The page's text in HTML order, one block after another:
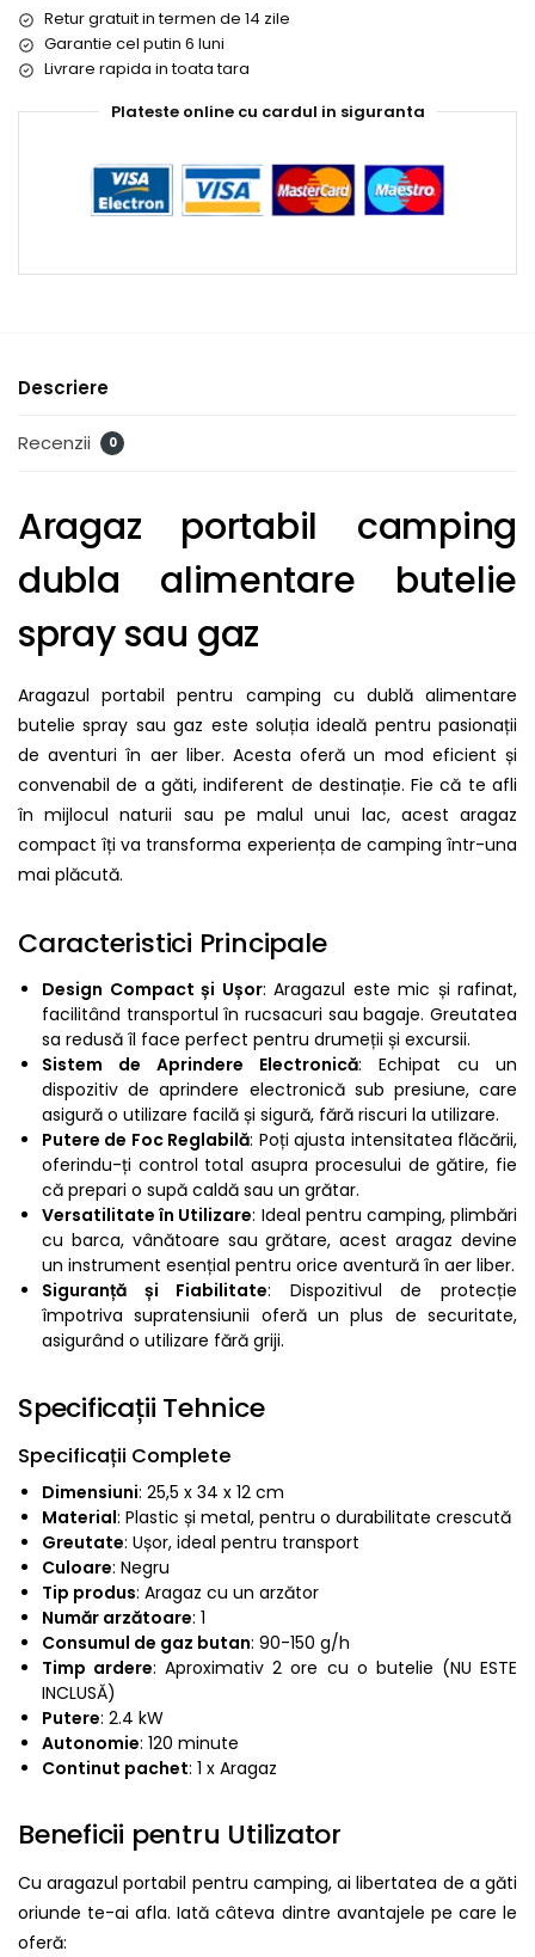
Retur gratuit in termen de 14 zile
Garantie cel putin 6 luni
Livrare rapida in toata tara
Plateste online cu cardul in siguranta
Descriere
Recenzii 0
Aragaz portabil camping
dubla alimentare butelie
spray sau gaz
Aragazul portabil pentru camping cu dublă alimentare
butelie spray sau gaz este soluția ideală pentru pasionații
de aventuri în aer liber. Acesta oferă un mod eficient și
convenabil de a găti, indiferent de destinație. Fie că te afli
în mijlocul naturii sau pe malul unui lac, acest aragaz
compact îți va transforma experiența de camping într-una
mai plăcută.
Caracteristici Principale
Design Compact și Ușor: Aragazul este mic și rafinat,
facilitând transportul în rucsacuri sau bagaje. Greutatea
sa redusă îl face perfect pentru drumeții și excursii.
Sistem de Aprindere Electronică: Echipat cu un
dispozitiv de aprindere electronică sub presiune, care
asigură o utilizare facilă și sigură, fără riscuri la utilizare.
Putere de Foc Reglabilă: Poți ajusta intensitatea flăcării,
oferindu-ți control total asupra procesului de gătire, fie
că prepari o supă caldă sau un grătar.
Versatilitate în Utilizare: Ideal pentru camping, plimbări
cu barca, vânătoare sau grătare, acest aragaz devine
un instrument esențial pentru orice aventură în aer liber.
Siguranță și Fiabilitate: Dispozitivul de protecție
împotriva supratensiunii oferă un plus de securitate,
asigurând o utilizare fără griji.
Specificații Tehnice
Specificații Complete
Dimensiuni: 25,5 x 34 x 12 cm
Material: Plastic și metal, pentru o durabilitate crescută
Greutate: Ușor, ideal pentru transport
Culoare: Negru
Tip produs: Aragaz cu un arzător
Număr arzătoare: 1
Consumul de gaz butan: 90-150 g/h
Timp ardere: Aproximativ 2 ore cu o butelie (NU ESTE
INCLUSĂ)
Putere: 2.4 kW
Autonomie: 120 minute
Continut pachet: 1 x Aragaz
Beneficii pentru Utilizator
Cu aragazul portabil pentru camping, ai libertatea de a găti
oriunde te-ai afla. Iată câteva dintre avantajele pe care le
oferă: